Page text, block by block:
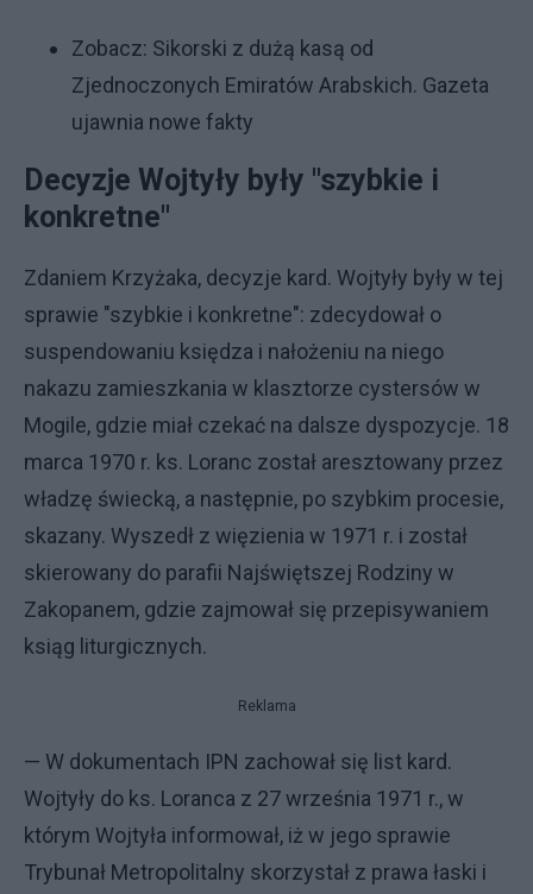
Zobacz: Sikorski z dużą kasą od
Zjednoczonych Emiratów Arabskich. Gazeta
ujawnia nowe fakty
Decyzje Wojtyły były "szybkie i
konkretne"
Zdaniem Krzyżaka, decyzje kard. Wojtyły były w tej
sprawie "szybkie i konkretne": zdecydował o
suspendowaniu księdza i nałożeniu na niego
nakazu zamieszkania w klasztorze cystersów w
Mogile, gdzie miał czekać na dalsze dyspozycje. 18
marca 1970 r. ks. Loranc został aresztowany przez
władzę świecką, a następnie, po szybkim procesie,
skazany. Wyszedł z więzienia w 1971 r. i został
skierowany do parafii Najświętszej Rodziny w
Zakopanem, gdzie zajmował się przepisywaniem
ksiąg liturgicznych.
Reklama
— W dokumentach IPN zachował się list kard.
Wojtyły do ks. Loranca z 27 września 1971 r., w
którym Wojtyła informował, iż w jego sprawie
Trybunał Metropolitalny skorzystał z prawa łaski i